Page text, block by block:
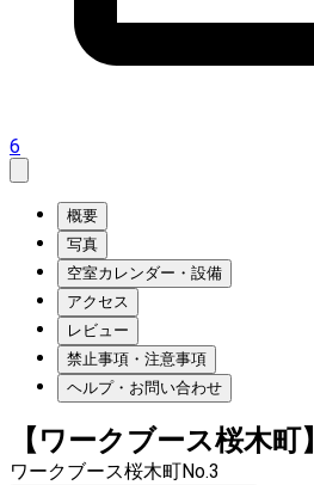
6
概要
写真
空室カレンダー・設備
アクセス
レビュー
禁止事項・注意事項
ヘルプ・お問い合わせ
【ワークブース桜木町】
ワークブース桜木町No.3